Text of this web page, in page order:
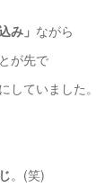
み」 ながら
が先で
していました。
。(笑)